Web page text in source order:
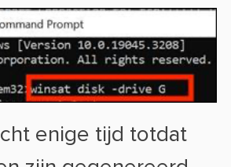
enige tijd totdat